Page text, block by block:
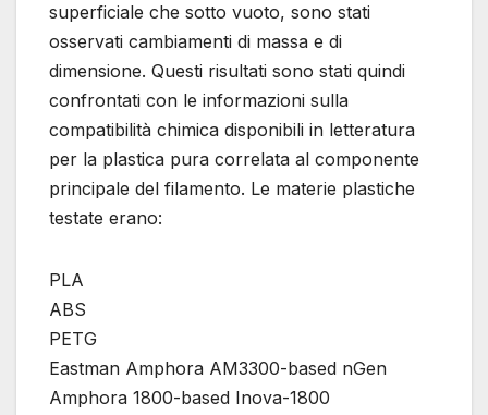
superficiale che sotto vuoto, sono stati
osservati cambiamenti di massa e di
dimensione. Questi risultati sono stati quindi
confrontati con le informazioni sulla
compatibilità chimica disponibili in letteratura
per la plastica pura correlata al componente
principale del filamento. Le materie plastiche
testate erano:
PLA
ABS
PETG
Eastman Amphora AM3300-based nGen
Amphora 1800-based Inova-1800